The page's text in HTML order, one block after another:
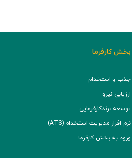
بخش کارفرما
جذب و استخدام
ارزیابی نیرو
توسعه برند‌کارفرمایی
نرم افزار مدیریت استخدام (ATS)
ورود به بخش کارفرما